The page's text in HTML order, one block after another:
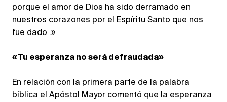
porque el amor de Dios ha sido derramado en
nuestros corazones por el Espíritu Santo que nos
fue dado .»
«Tu esperanza no será defraudada»
En relación con la primera parte de la palabra
bíblica el Apóstol Mayor comentó que la esperanza